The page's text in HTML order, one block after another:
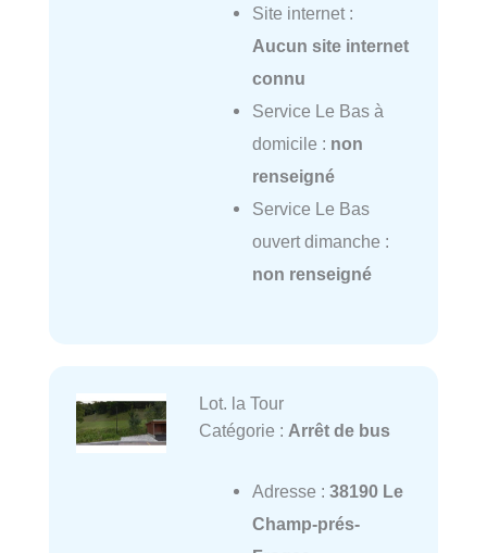
Site internet :
Aucun site internet
connu
Service Le Bas à
domicile : non
renseigné
Service Le Bas
ouvert dimanche :
non renseigné
Lot. la Tour
Catégorie : Arrêt de bus
Adresse : 38190 Le
Champ-prés-